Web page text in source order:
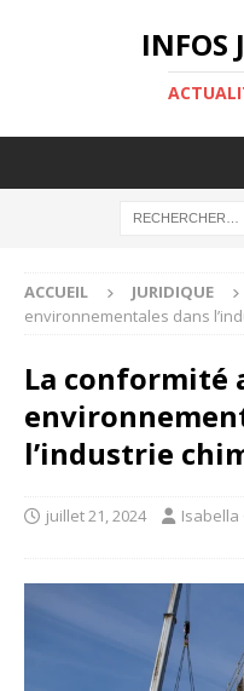
INFOS
ACCUEIL JURIDIQUE
environnementales dans
La conformité
l’industrie
juillet 21, 2024 Isabella